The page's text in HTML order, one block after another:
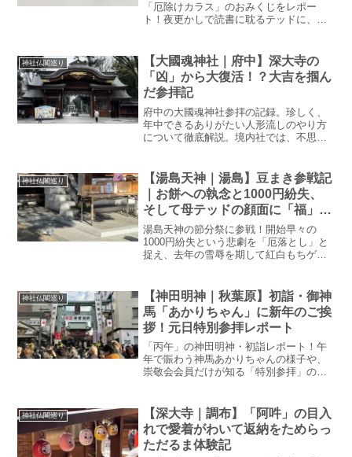
「厄除けカラス」のおみくじをレポー
ト！夜更かしで読書に耽るテッドに、神
形の中に隠されたメッセージと、耳が痛
くも温かい参拝のひとときを綴ります。
おみくじの結果に驚き、神様との不思議
な距離感を楽しめる、心癒やされる日記
です。
神社仏閣巡り
【大國魂神社｜府中】深大寺の
「凶」から大復活！？大吉を掴ん
だ参拝記
府中の大國魂神社参拝の記録。珍しく、
年中できるありがたい人形流しのやり方
について徹底解説。境内社では、不思議
神社内の謎のスペース、そして大吉のお
みくじの裏面に書いてある神様の教えに
ついての記録。
神社仏閣巡り
【湯島天神｜湯島】豆まき参戦記
｜お餅への執念と1000円紛失、
そして母テッドの顔面に「福」が
直撃した話
湯島天神の節分祭に参戦！開始早々の
1000円紛失という悲劇を「厄落とし」と
捉え、去年の雪辱を期して紅白もちゲッ
を「福（紅白もち）」が直撃！？紛失し
た1000円以上の笑いと福を授かった、波
乱万丈で心温まる節分祭の全記録をお届
けします。
神社仏閣巡り
【神田明神｜秋葉原】初詣・御神
馬「あかりちゃん」に新年のご挨
拶！元日特別参拝レポート
「丙午」の神田明神・初詣レポート！午
年で賑わう神馬あかりちゃんの様子や、
崇敬会会員だけが知る「特別参拝」の詳
のメッセージ、限定グルメ情報までお届
けします。
神社仏閣巡り
【深大寺｜調布】「阿吽」の目入
れで愛着がわいて返納をためらっ
ただるま体験記